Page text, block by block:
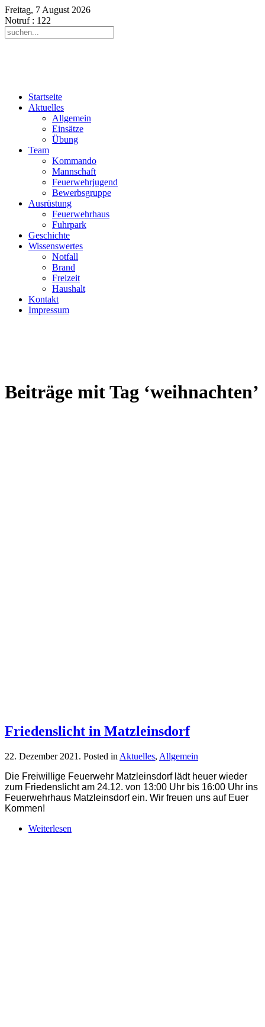
Freitag, 7 August 2026
Notruf: 122
Startseite
Aktuelles
Allgemein
Einsätze
Übung
Team
Kommando
Mannschaft
Feuerwehrjugend
Bewerbsgruppe
Ausrüstung
Feuerwehrhaus
Fuhrpark
Geschichte
Wissenswertes
Notfall
Brand
Freizeit
Haushalt
Kontakt
Impressum
Beiträge mit Tag ‘weihnachten’
Friedenslicht in Matzleinsdorf
22. Dezember 2021 . Posted in Aktuelles, Allgemein
Die Freiwillige Feuerwehr Matzleinsdorf lädt heuer wieder
zum Friedenslicht am 24.12. von 13:00 Uhr bis 16:00 Uhr ins
Feuerwehrhaus Matzleinsdorf ein. Wir freuen uns auf Euer
Kommen!
Weiterlesen